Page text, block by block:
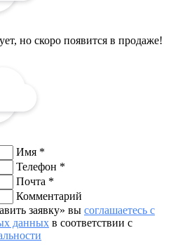
но скоро появится в продаже!
Имя *
Телефон *
Почта *
Комментарий
заявку» вы соглашаетесь с
данных в соответствии с